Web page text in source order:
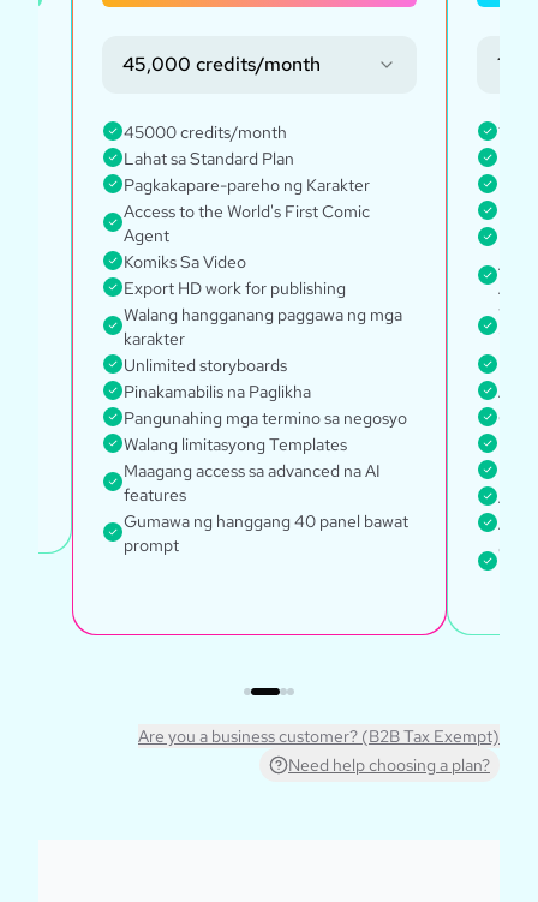
45,000 credits/month
45000 credits/month
Lahat sa Standard Plan
Pagkakapare-pareho ng Karakter
Access to the World's First Comic
Agent
Komiks Sa Video
Export HD work for publishing
Walang hangganang paggawa ng mga
karakter
Unlimited storyboards
Pinakamabilis na Paglikha
Pangunahing mga termino sa negosyo
Walang limitasyong Templates
Maagang access sa advanced na AI
features
Gumawa ng hanggang 40 panel bawat
prompt
Are you a business customer? (B2B Tax Exempt)
Need help choosing a plan?